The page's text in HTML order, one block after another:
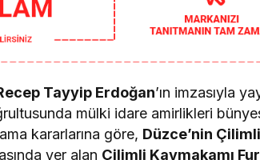
Tayyip Erdoğan’ın imzasıyla
mülki idare amirlikleri
kararlarına göre, Düzce’nin
yer alan Çilimli Kaymakamı